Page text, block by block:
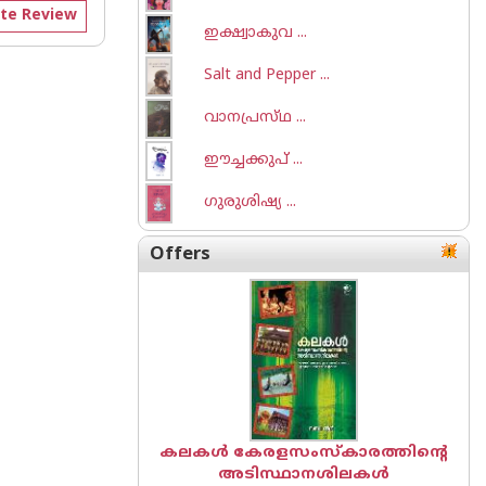
Review
ഇക്ഷ്വാകുവ ...
Salt and Pepper ...
വാനപ്രസ്‌ഥ ...
ഈച്ചക്കുപ് ...
ഗുരുശിഷ്യ ...
Offers
കലകൾ കേരളസംസ്കാരത്തിന്റെ
അടിസ്ഥാനശിലകൾ